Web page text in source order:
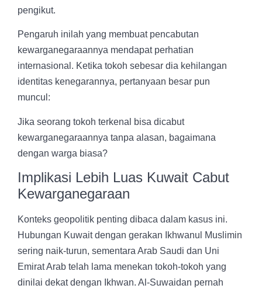
pengikut.
Pengaruh inilah yang membuat pencabutan
kewarganegaraannya mendapat perhatian
internasional. Ketika tokoh sebesar dia kehilangan
identitas kenegarannya, pertanyaan besar pun
muncul:
Jika seorang tokoh terkenal bisa dicabut
kewarganegaraannya tanpa alasan, bagaimana
dengan warga biasa?
Implikasi Lebih Luas Kuwait Cabut
Kewarganegaraan
Konteks geopolitik penting dibaca dalam kasus ini.
Hubungan Kuwait dengan gerakan Ikhwanul Muslimin
sering naik-turun, sementara Arab Saudi dan Uni
Emirat Arab telah lama menekan tokoh-tokoh yang
dinilai dekat dengan Ikhwan. Al-Suwaidan pernah